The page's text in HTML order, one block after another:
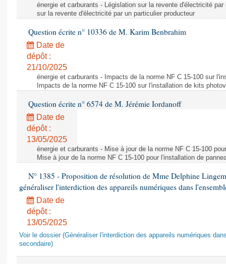
énergie et carburants - Législation sur la revente d'électricité
sur la revente d'électricité par un particulier producteur
Question écrite n° 10336 de M. Karim Benbrahim
Date de
dépôt :
21/10/2025
énergie et carburants - Impacts de la norme NF C 15-100 sur
Impacts de la norme NF C 15-100 sur l'installation de kits
Question écrite n° 6574 de M. Jérémie Iordanoff
Date de
dépôt :
13/05/2025
énergie et carburants - Mise à jour de la norme NF C 15-100
Mise à jour de la norme NF C 15-100 pour l'installation de
N° 1385 - Proposition de résolution de Mme Delphine
généraliser l'interdiction des appareils numériques dans
Date de
dépôt :
13/05/2025
Voir le dossier (Généraliser l'interdiction des appareils numériques
secondaire)